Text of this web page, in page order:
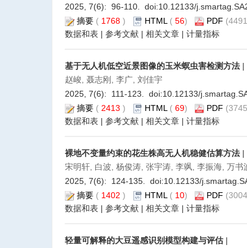
2025, 7(6): 96-110. doi:10.12133/
摘要 ( 1768 ) HTML ( 56) PDF
数据和表 | 参考文献 | 相关文章 | 计量指标
基于无人机低空近景图像的玉米螟虫害检测方法 |
赵峻, 聂志刚, 李广, 刘佳宇
2025, 7(6): 111-123. doi:10.12133/
摘要 ( 2413 ) HTML ( 69) PDF
数据和表 | 参考文献 | 相关文章 | 计量指标
裸地不变量约束的花生株高无人机稳健估算方法 |
宋明轩, 白波, 杨俊涛, 张宇涛, 李飒, 李振海, 万书
2025, 7(6): 124-135. doi:10.12133/
摘要 ( 1402 ) HTML ( 10) PDF
数据和表 | 参考文献 | 相关文章 | 计量指标
轻量可解释的大豆遥感识别模型构建与评估 |